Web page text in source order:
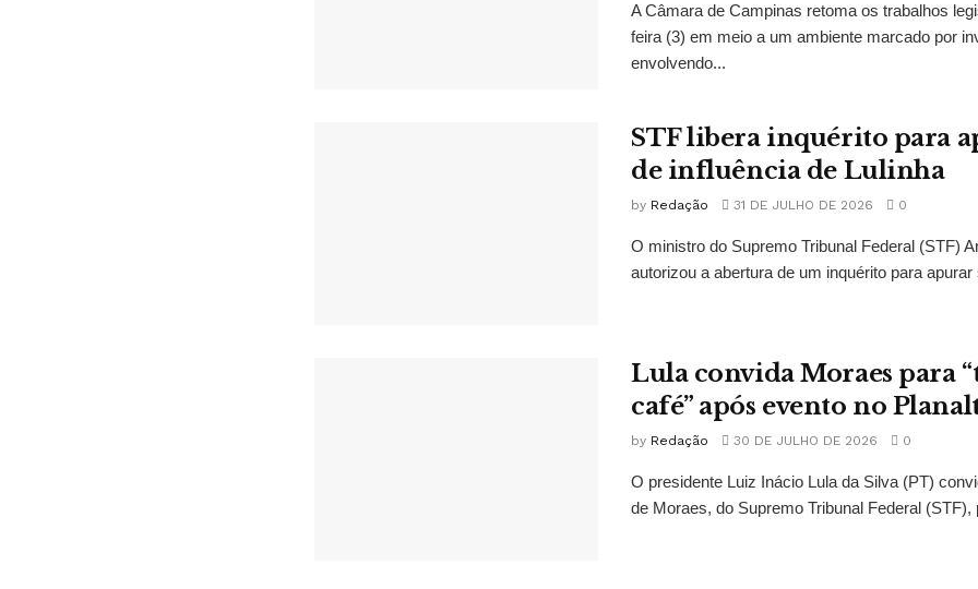
A Câmara de Campinas retoma os trabalhos
feira (3) em meio a um ambiente marcado por
envolvendo...
STF libera inquérito para
de influência de Lulinha
by Redação 31 DE JULHO DE 2026 0
O ministro do Supremo Tribunal Federal (STF)
autorizou a abertura de um inquérito para
Lula convida Moraes para
café” após evento no
by Redação 30 DE JULHO DE 2026 0
O presidente Luiz Inácio Lula da Silva (PT)
de Moraes, do Supremo Tribunal Federal (STF),